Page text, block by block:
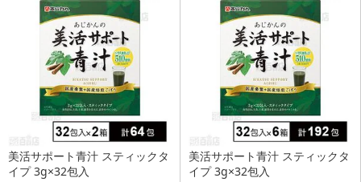
美活サポート青汁 スティックタ
イプ 3g×32包入
美活サポート青汁 スティックタ
イプ 3g×32包入